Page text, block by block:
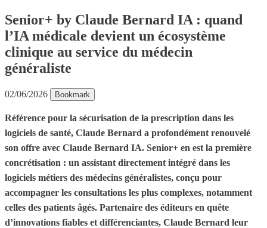
Senior+ by Claude Bernard IA : quand
l’IA médicale devient un écosystème
clinique au service du médecin
généraliste
02/06/2026 Bookmark
Référence pour la sécurisation de la prescription dans les
logiciels de santé, Claude Bernard a profondément renouvelé
son offre avec Claude Bernard IA. Senior+ en est la première
concrétisation : un assistant directement intégré dans les
logiciels métiers des médecins généralistes, conçu pour
accompagner les consultations les plus complexes, notamment
celles des patients âgés. Partenaire des éditeurs en quête
d’innovations fiables et différenciantes, Claude Bernard leur